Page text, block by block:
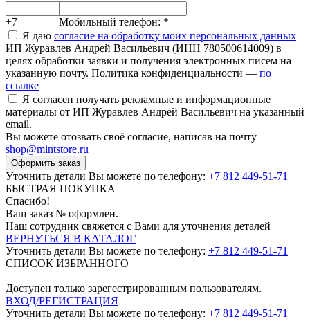
+7 Мобильный телефон: *
Я даю согласие на обработку моих персональных данных
ИП Журавлев Андрей Васильевич (ИНН 780500614009) в
целях обработки заявки и получения электронных писем на
указанную почту. Политика конфиденциальности — по
ссылке
Я согласен получать рекламные и информационные
материалы от ИП Журавлев Андрей Васильевич на указанный
email.
Вы можете отозвать своё согласие, написав на почту
shop@mintstore.ru
Оформить заказ
Уточнить детали Вы можете по телефону: +7 812 449-51-71
БЫСТРАЯ ПОКУПКА
Спасибо!
Ваш заказ № оформлен.
Наш сотрудник свяжется с Вами для уточнения деталей
ВЕРНУТЬСЯ В КАТАЛОГ
Уточнить детали Вы можете по телефону: +7 812 449-51-71
СПИСОК ИЗБРАННОГО
Доступен только зарегестрированным пользователям.
ВХОД/РЕГИСТРАЦИЯ
Уточнить детали Вы можете по телефону: +7 812 449-51-71